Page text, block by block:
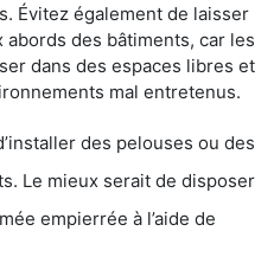
Évitez également de laisser
des bâtiments, car les
dans des espaces libres et
mal entretenus.
des pelouses ou des
Le mieux serait de disposer
empierrée à l’aide de